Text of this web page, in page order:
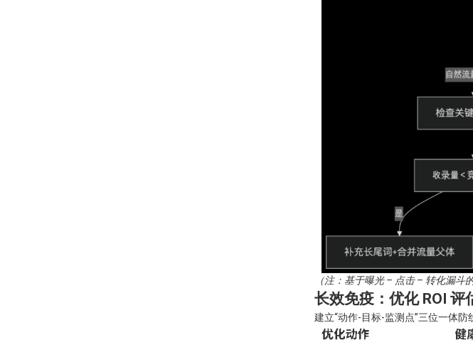
（注：基于曝光 – 点击 – 转化漏斗
长效免疫：优化 ROI 评
建立“动作-目标-监测点”三位一体防